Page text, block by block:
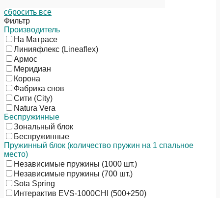
сбросить все
Фильтр
Производитель
На Матрасе
Линияфлекс (Lineaflex)
Армос
Меридиан
Корона
Фабрика снов
Сити (City)
Natura Vera
Беспружинные
Зональный блок
Беспружинные
Пружинный блок (количество пружин на 1 спальное
место)
Независимые пружины (1000 шт.)
Независимые пружины (700 шт.)
Sota Spring
Интерактив EVS-1000CHI (500+250)